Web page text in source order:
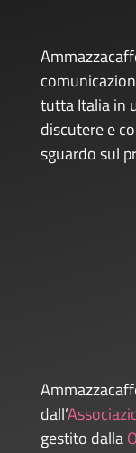
tutta Italia in
discutere e
sguardo sul
dall’
gestito dalla